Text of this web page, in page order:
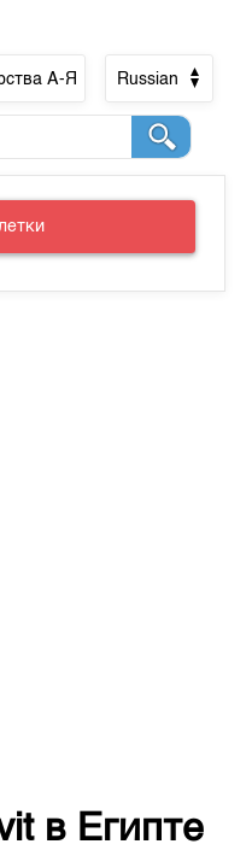
А-Я Russian
в Египте